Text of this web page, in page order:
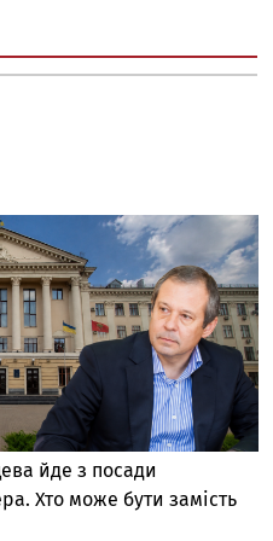
йде з посади
Хто може бути замість